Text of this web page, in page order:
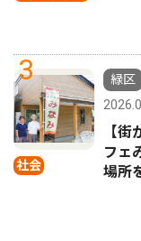
3
社会
緑区
【
フェ
場所